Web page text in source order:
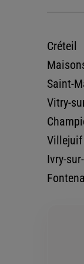
11.17
Créteil
Saint-
Vitry-
Villejuif
Ivry-